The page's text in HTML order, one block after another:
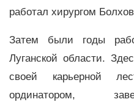
работал хирургом
Затем были годы
Луганской области.
своей карьерной
ординатором,